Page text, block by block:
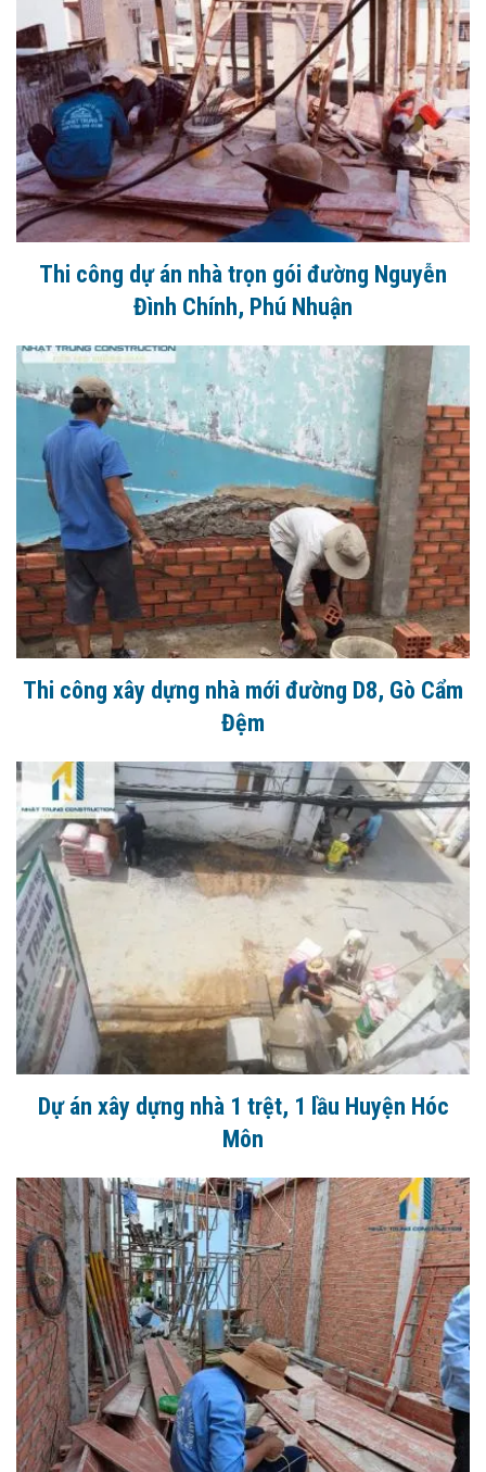
Thi công dự án nhà trọn gói đường Nguyễn
Đình Chính, Phú Nhuận
Thi công xây dựng nhà mới đường D8, Gò Cẩm
Đệm
Dự án xây dựng nhà 1 trệt, 1 lầu Huyện Hóc
Môn